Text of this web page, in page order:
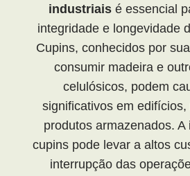
industriaisé essencial
integridade e longevidade
Cupins, conhecidos por
consumir madeira e
celulósicos, podem
significativos em
produtos armazenados.
cupins pode levar a altos
interrupção das